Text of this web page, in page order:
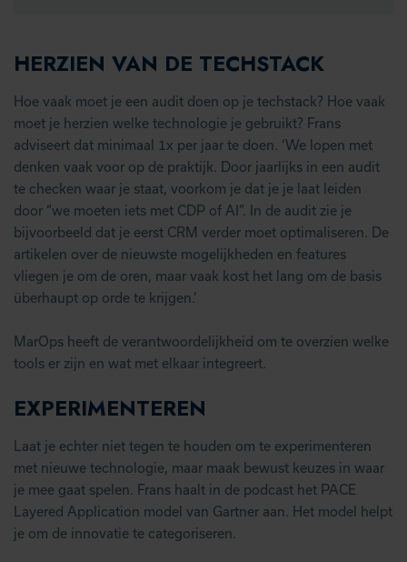
HERZIEN VAN DE TECHSTACK
Hoe vaak moet je een audit doen op je techstack? Hoe vaak
moet je herzien welke technologie je gebruikt? Frans
adviseert dat minimaal 1x per jaar te doen. ‘We lopen met
denken vaak voor op de praktijk. Door jaarlijks in een audit
te checken waar je staat, voorkom je dat je je laat leiden
door “we moeten iets met CDP of AI”. In de audit zie je
bijvoorbeeld dat je eerst CRM verder moet optimaliseren. De
artikelen over de nieuwste mogelijkheden en features
vliegen je om de oren, maar vaak kost het lang om de basis
überhaupt op orde te krijgen.’
MarOps heeft de verantwoordelijkheid om te overzien welke
tools er zijn en wat met elkaar integreert.
EXPERIMENTEREN
Laat je echter niet tegen te houden om te experimenteren
met nieuwe technologie, maar maak bewust keuzes in waar
je mee gaat spelen. Frans haalt in de podcast het PACE
Layered Application model van Gartner aan. Het model helpt
je om de innovatie te categoriseren.